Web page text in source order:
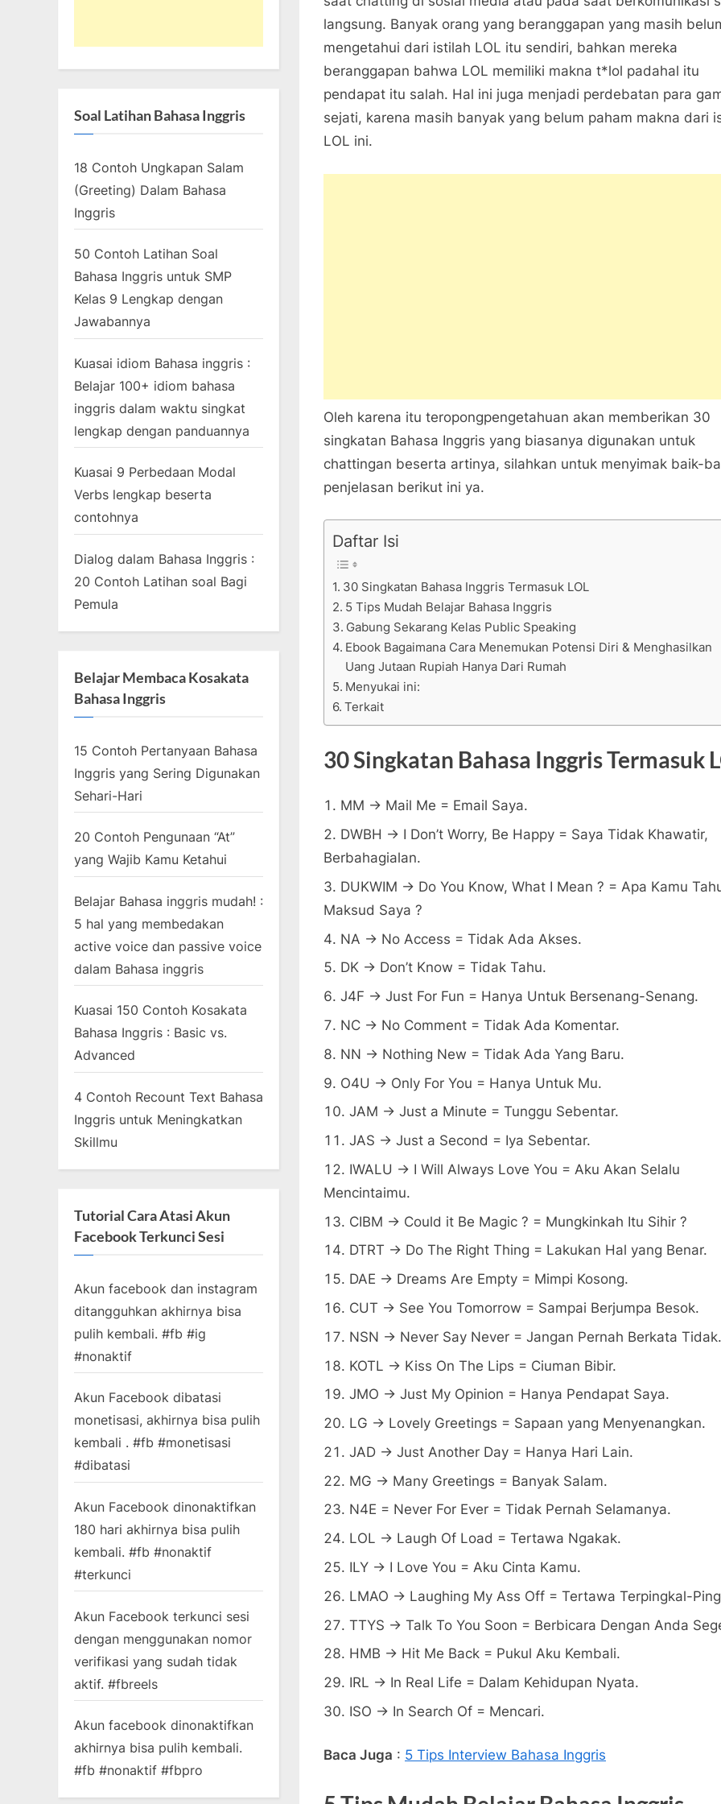
Itu
LOL,
ASAP,
LMAO
dan
Singkatan
langsung. Banyak orang yang beranggapan yang masih
mengetahui dari istilah LOL itu sendiri, bahkan mereka
beranggapan bahwa LOL memiliki makna t*lol padahal itu
pendapat itu salah. Hal ini juga menjadi perdebatan para
sejati, karena masih banyak yang belum paham makna dari
LOL ini.
Oleh karena itu teropongpengetahuan akan memberikan 30
singkatan Bahasa Inggris yang biasanya digunakan untuk
chattingan beserta artinya, silahkan untuk menyimak baik-
penjelasan berikut ini ya.
Daftar Isi
30 Singkatan Bahasa Inggris Termasuk LOL
5 Tips Mudah Belajar Bahasa Inggris
Gabung Sekarang Kelas Public Speaking
Ebook Bagaimana Cara Menemukan Potensi Diri & Menghasilkan
Uang Jutaan Rupiah Hanya Dari Rumah
Menyukai ini:
Terkait
30 Singkatan Bahasa Inggris Termasuk
MM -> Mail Me = Email Saya.
DWBH -> I Don’t Worry, Be Happy = Saya Tidak Khawatir,
Berbahagialan.
DUKWIM -> Do You Know, What I Mean ? = Apa Kamu
Maksud Saya ?
NA -> No Access = Tidak Ada Akses.
DK -> Don’t Know = Tidak Tahu.
J4F -> Just For Fun = Hanya Untuk Bersenang-Senang.
NC -> No Comment = Tidak Ada Komentar.
NN -> Nothing New = Tidak Ada Yang Baru.
O4U -> Only For You = Hanya Untuk Mu.
JAM -> Just a Minute = Tunggu Sebentar.
JAS -> Just a Second = Iya Sebentar.
IWALU -> I Will Always Love You = Aku Akan Selalu
Mencintaimu.
CIBM -> Could it Be Magic ? = Mungkinkah Itu Sihir ?
DTRT -> Do The Right Thing = Lakukan Hal yang Benar.
DAE -> Dreams Are Empty = Mimpi Kosong.
CUT -> See You Tomorrow = Sampai Berjumpa Besok.
NSN -> Never Say Never = Jangan Pernah Berkata Tidak.
KOTL -> Kiss On The Lips = Ciuman Bibir.
JMO -> Just My Opinion = Hanya Pendapat Saya.
LG -> Lovely Greetings = Sapaan yang Menyenangkan.
JAD -> Just Another Day = Hanya Hari Lain.
MG -> Many Greetings = Banyak Salam.
N4E = Never For Ever = Tidak Pernah Selamanya.
LOL -> Laugh Of Load = Tertawa Ngakak.
ILY -> I Love You = Aku Cinta Kamu.
LMAO -> Laughing My Ass Off = Tertawa Terpingkal-
TTYS -> Talk To You Soon = Berbicara Dengan Anda
HMB -> Hit Me Back = Pukul Aku Kembali.
IRL -> In Real Life = Dalam Kehidupan Nyata.
ISO -> In Search Of = Mencari.
Baca Juga : 5 Tips Interview Bahasa Inggris
Soal Latihan Bahasa Inggris
18 Contoh Ungkapan Salam
(Greeting) Dalam Bahasa
Inggris
50 Contoh Latihan Soal
Bahasa Inggris untuk SMP
Kelas 9 Lengkap dengan
Jawabannya
Kuasai idiom Bahasa inggris :
Belajar 100+ idiom bahasa
inggris dalam waktu singkat
lengkap dengan panduannya
Kuasai 9 Perbedaan Modal
Verbs lengkap beserta
contohnya
Dialog dalam Bahasa Inggris :
20 Contoh Latihan soal Bagi
Pemula
Belajar Membaca Kosakata
Bahasa Inggris
15 Contoh Pertanyaan Bahasa
Inggris yang Sering Digunakan
Sehari-Hari
20 Contoh Pengunaan “At”
yang Wajib Kamu Ketahui
Belajar Bahasa inggris mudah! :
5 hal yang membedakan
active voice dan passive voice
dalam Bahasa inggris
Kuasai 150 Contoh Kosakata
Bahasa Inggris : Basic vs.
Advanced
4 Contoh Recount Text Bahasa
Inggris untuk Meningkatkan
Skillmu
Tutorial Cara Atasi Akun
Facebook Terkunci Sesi
Akun facebook dan instagram
ditangguhkan akhirnya bisa
pulih kembali. #fb #ig
#nonaktif
Akun Facebook dibatasi
monetisasi, akhirnya bisa pulih
kembali . #fb #monetisasi
#dibatasi
Akun Facebook dinonaktifkan
180 hari akhirnya bisa pulih
kembali. #fb #nonaktif
#terkunci
Akun Facebook terkunci sesi
dengan menggunakan nomor
verifikasi yang sudah tidak
aktif. #fbreels
Akun facebook dinonaktifkan
akhirnya bisa pulih kembali.
#fb #nonaktif #fbpro